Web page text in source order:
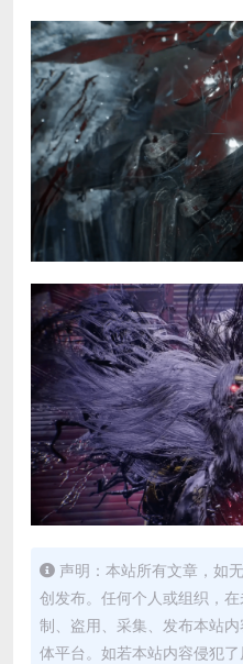
声明：本站所有文章，如
创发布。任何个人或组织，
制、盗用、采集、发布本站
体平台。如若本站内容侵犯